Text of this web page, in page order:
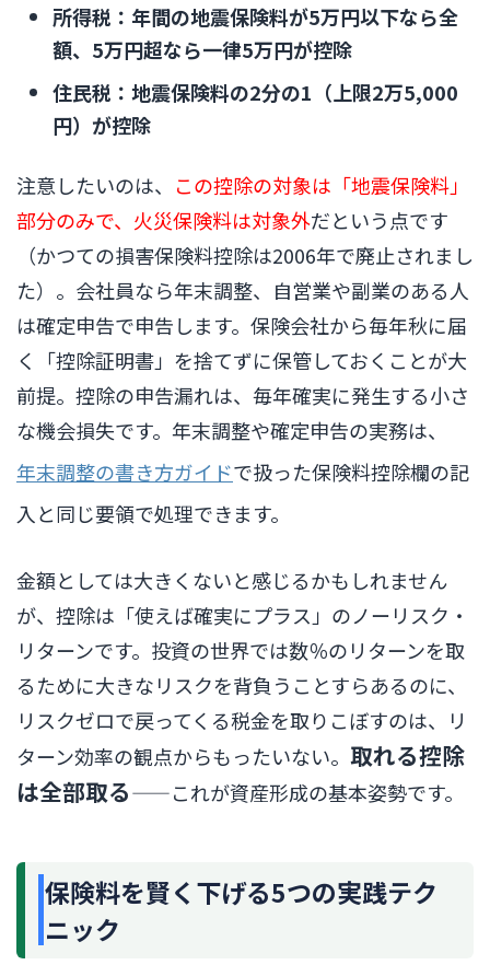
所得税：年間の地震保険料が5万円以下なら全
額、5万円超なら一律5万円が控除
住民税：地震保険料の2分の1（上限2万5,000
円）が控除
注意したいのは、
この控除の対象は「地震保険料」
部分のみで、火災保険料は対象外だという点です
（かつての損害保険料控除は2006年で廃止されまし
た）。会社員なら年末調整、自営業や副業のある人
は確定申告で申告します。保険会社から毎年秋に届
く「控除証明書」を捨てずに保管しておくことが大
前提。控除の申告漏れは、毎年確実に発生する小さ
な機会損失です。年末調整や確定申告の実務は、
年末調整の書き方ガイドで扱った保険料控除欄の記
入と同じ要領で処理できます。
金額としては大きくないと感じるかもしれません
が、控除は「使えば確実にプラス」のノーリスク・
リターンです。投資の世界では数％のリターンを取
るために大きなリスクを背負うことすらあるのに、
リスクゼロで戻ってくる税金を取りこぼすのは、リ
ターン効率の観点からもったいない。 取れる控除
は全部取る——これが資産形成の基本姿勢です。
保険料を賢く下げる5つの実践テク
ニック